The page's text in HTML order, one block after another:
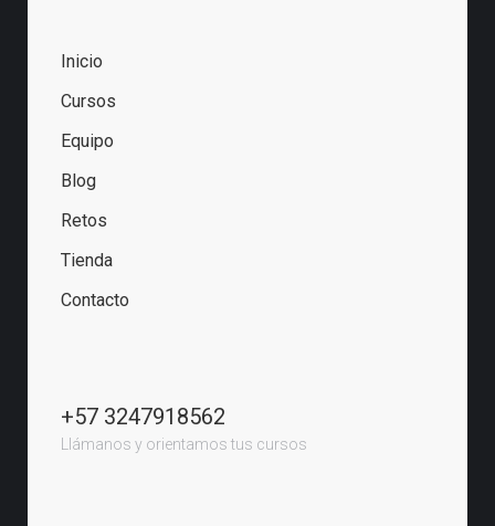
Inicio
Cursos
Equipo
Blog
Retos
Tienda
Contacto
+57 3247918562
Llámanos y orientamos tus cursos